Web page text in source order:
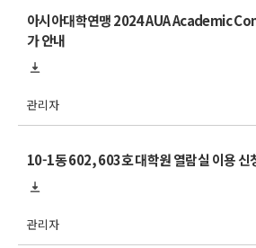
아시아대학연맹 2024 AUA Academic
가 안내
관리자
10-1동 602, 603호 대학원 열람실 이용 신
관리자